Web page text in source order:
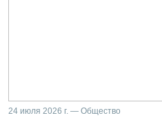
24 июля 2026 г. — Общество